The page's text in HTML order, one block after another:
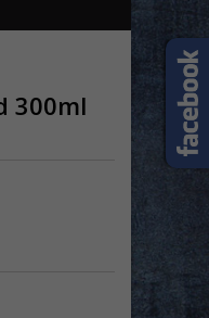
300ml